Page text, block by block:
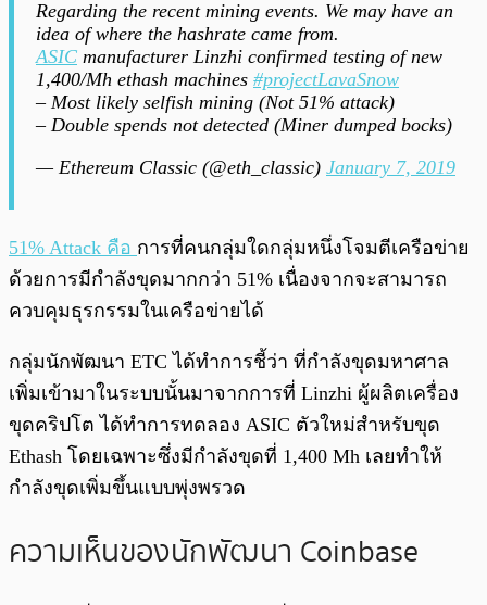
Regarding the recent mining events. We may have an
idea of where the hashrate came from.
ASIC manufacturer Linzhi confirmed testing of new
1,400/Mh ethash machines #projectLavaSnow
– Most likely selfish mining (Not 51% attack)
– Double spends not detected (Miner dumped bocks)
— Ethereum Classic (@eth_classic) January 7, 2019
51% Attack คือ การที่คนกลุ่มใดกลุ่มหนึ่งโจมตีเครือข่าย
ด้วยการมีกำลังขุดมากกว่า 51% เนื่องจากจะสามารถ
ควบคุมธุรกรรมในเครือข่ายได้
กลุ่มนักพัฒนา ETC ได้ทำการชี้ว่า ที่กำลังขุดมหาศาล
เพิ่มเข้ามาในระบบนั้นมาจากการที่ Linzhi ผู้ผลิตเครื่อง
ขุดคริปโต ได้ทำการทดลอง ASIC ตัวใหม่สำหรับขุด
Ethash โดยเฉพาะซึ่งมีกำลังขุดที่ 1,400 Mh เลยทำให้
กำลังขุดเพิ่มขึ้นแบบพุ่งพรวด
ความเห็นของนักพัฒนา Coinbase